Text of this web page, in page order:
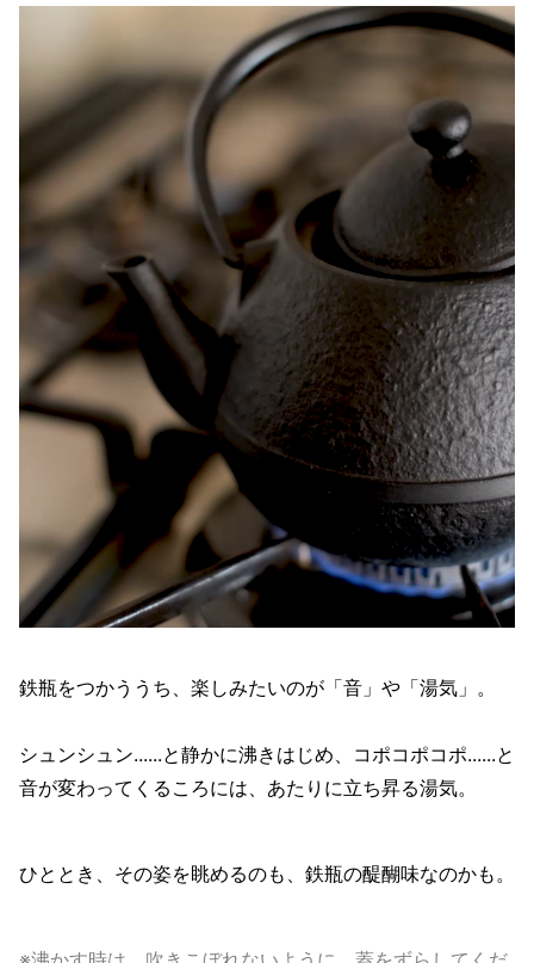
鉄瓶をつかううち、楽しみたいのが「音」や「湯気」。
シュンシュン......と静かに沸きはじめ、コポコポコポ......と
音が変わってくるころには、あたりに立ち昇る湯気。
ひととき、その姿を眺めるのも、鉄瓶の醍醐味なのかも。